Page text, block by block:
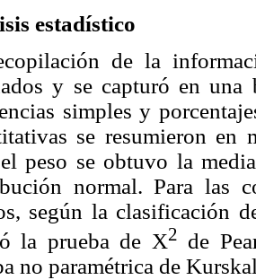
estadístico
de la
y se capturó en una
simples y
se resumieron en
peso se obtuvo la
normal. Para las
según la clasificación
la prueba de X2 de
no paramétrica de